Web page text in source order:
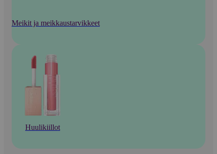
Meikit ja meikkaustarvikkeet
Huulikiillot